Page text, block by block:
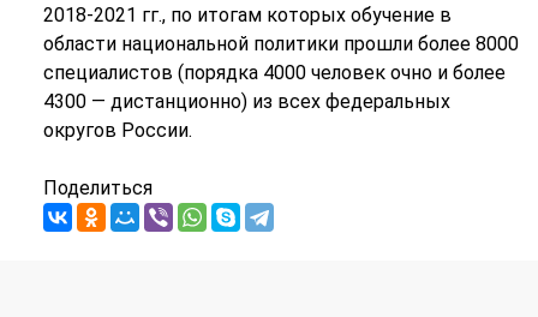
2018-2021 гг., по итогам которых обучение в
области национальной политики прошли более 8000
специалистов (порядка 4000 человек очно и более
4300 — дистанционно) из всех федеральных
округов России.
Поделиться